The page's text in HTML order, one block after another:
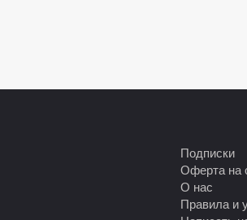
Подписки
Оферта на
О нас
Правила и